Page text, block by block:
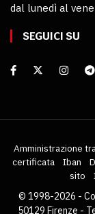
dal lunedì al
SEGUICI SU
Amministrazione
certificata
Iban
sito
© 1998-2026 -
50129 Firenze -